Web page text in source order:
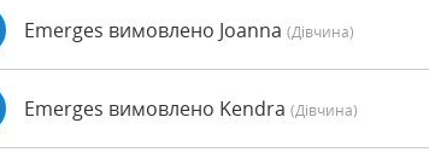
Emerges вимовлено Joanna (дівчина)
Emerges вимовлено Kendra (дівчина)